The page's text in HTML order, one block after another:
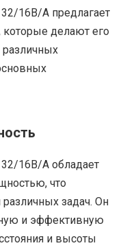
16B/A предлагает
делают его
16B/A обладает
что
различных задач. Он
и эффективную
и высоты